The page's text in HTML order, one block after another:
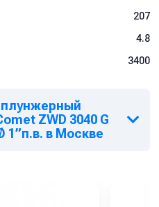
207
4.8
3400
ZWD 3040 G
1”п.в. в Москве